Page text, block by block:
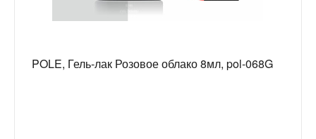
POLE, Гель-лак Розовое облако 8мл, pol-068G